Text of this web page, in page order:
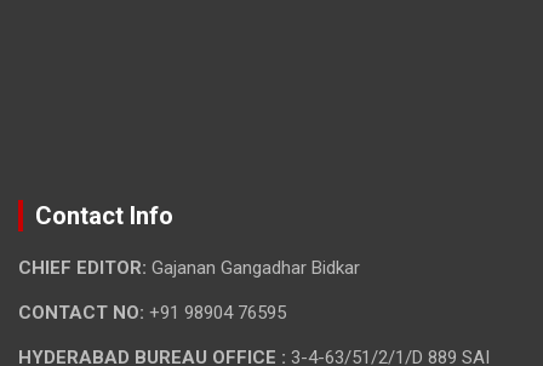
Contact Info
CHIEF EDITOR: Gajanan Gangadhar Bidkar
CONTACT NO: +91 98904 76595
HYDERABAD BUREAU OFFICE : 3-4-63/51/2/1/D 889 SAI